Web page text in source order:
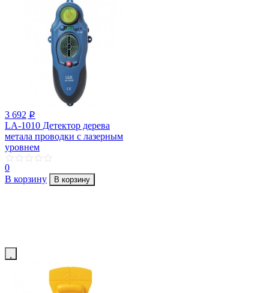
3 692 p
LA-1010 Детектор дерева
метала проводки с лазерным
уровнем
0
В корзину
В корзину